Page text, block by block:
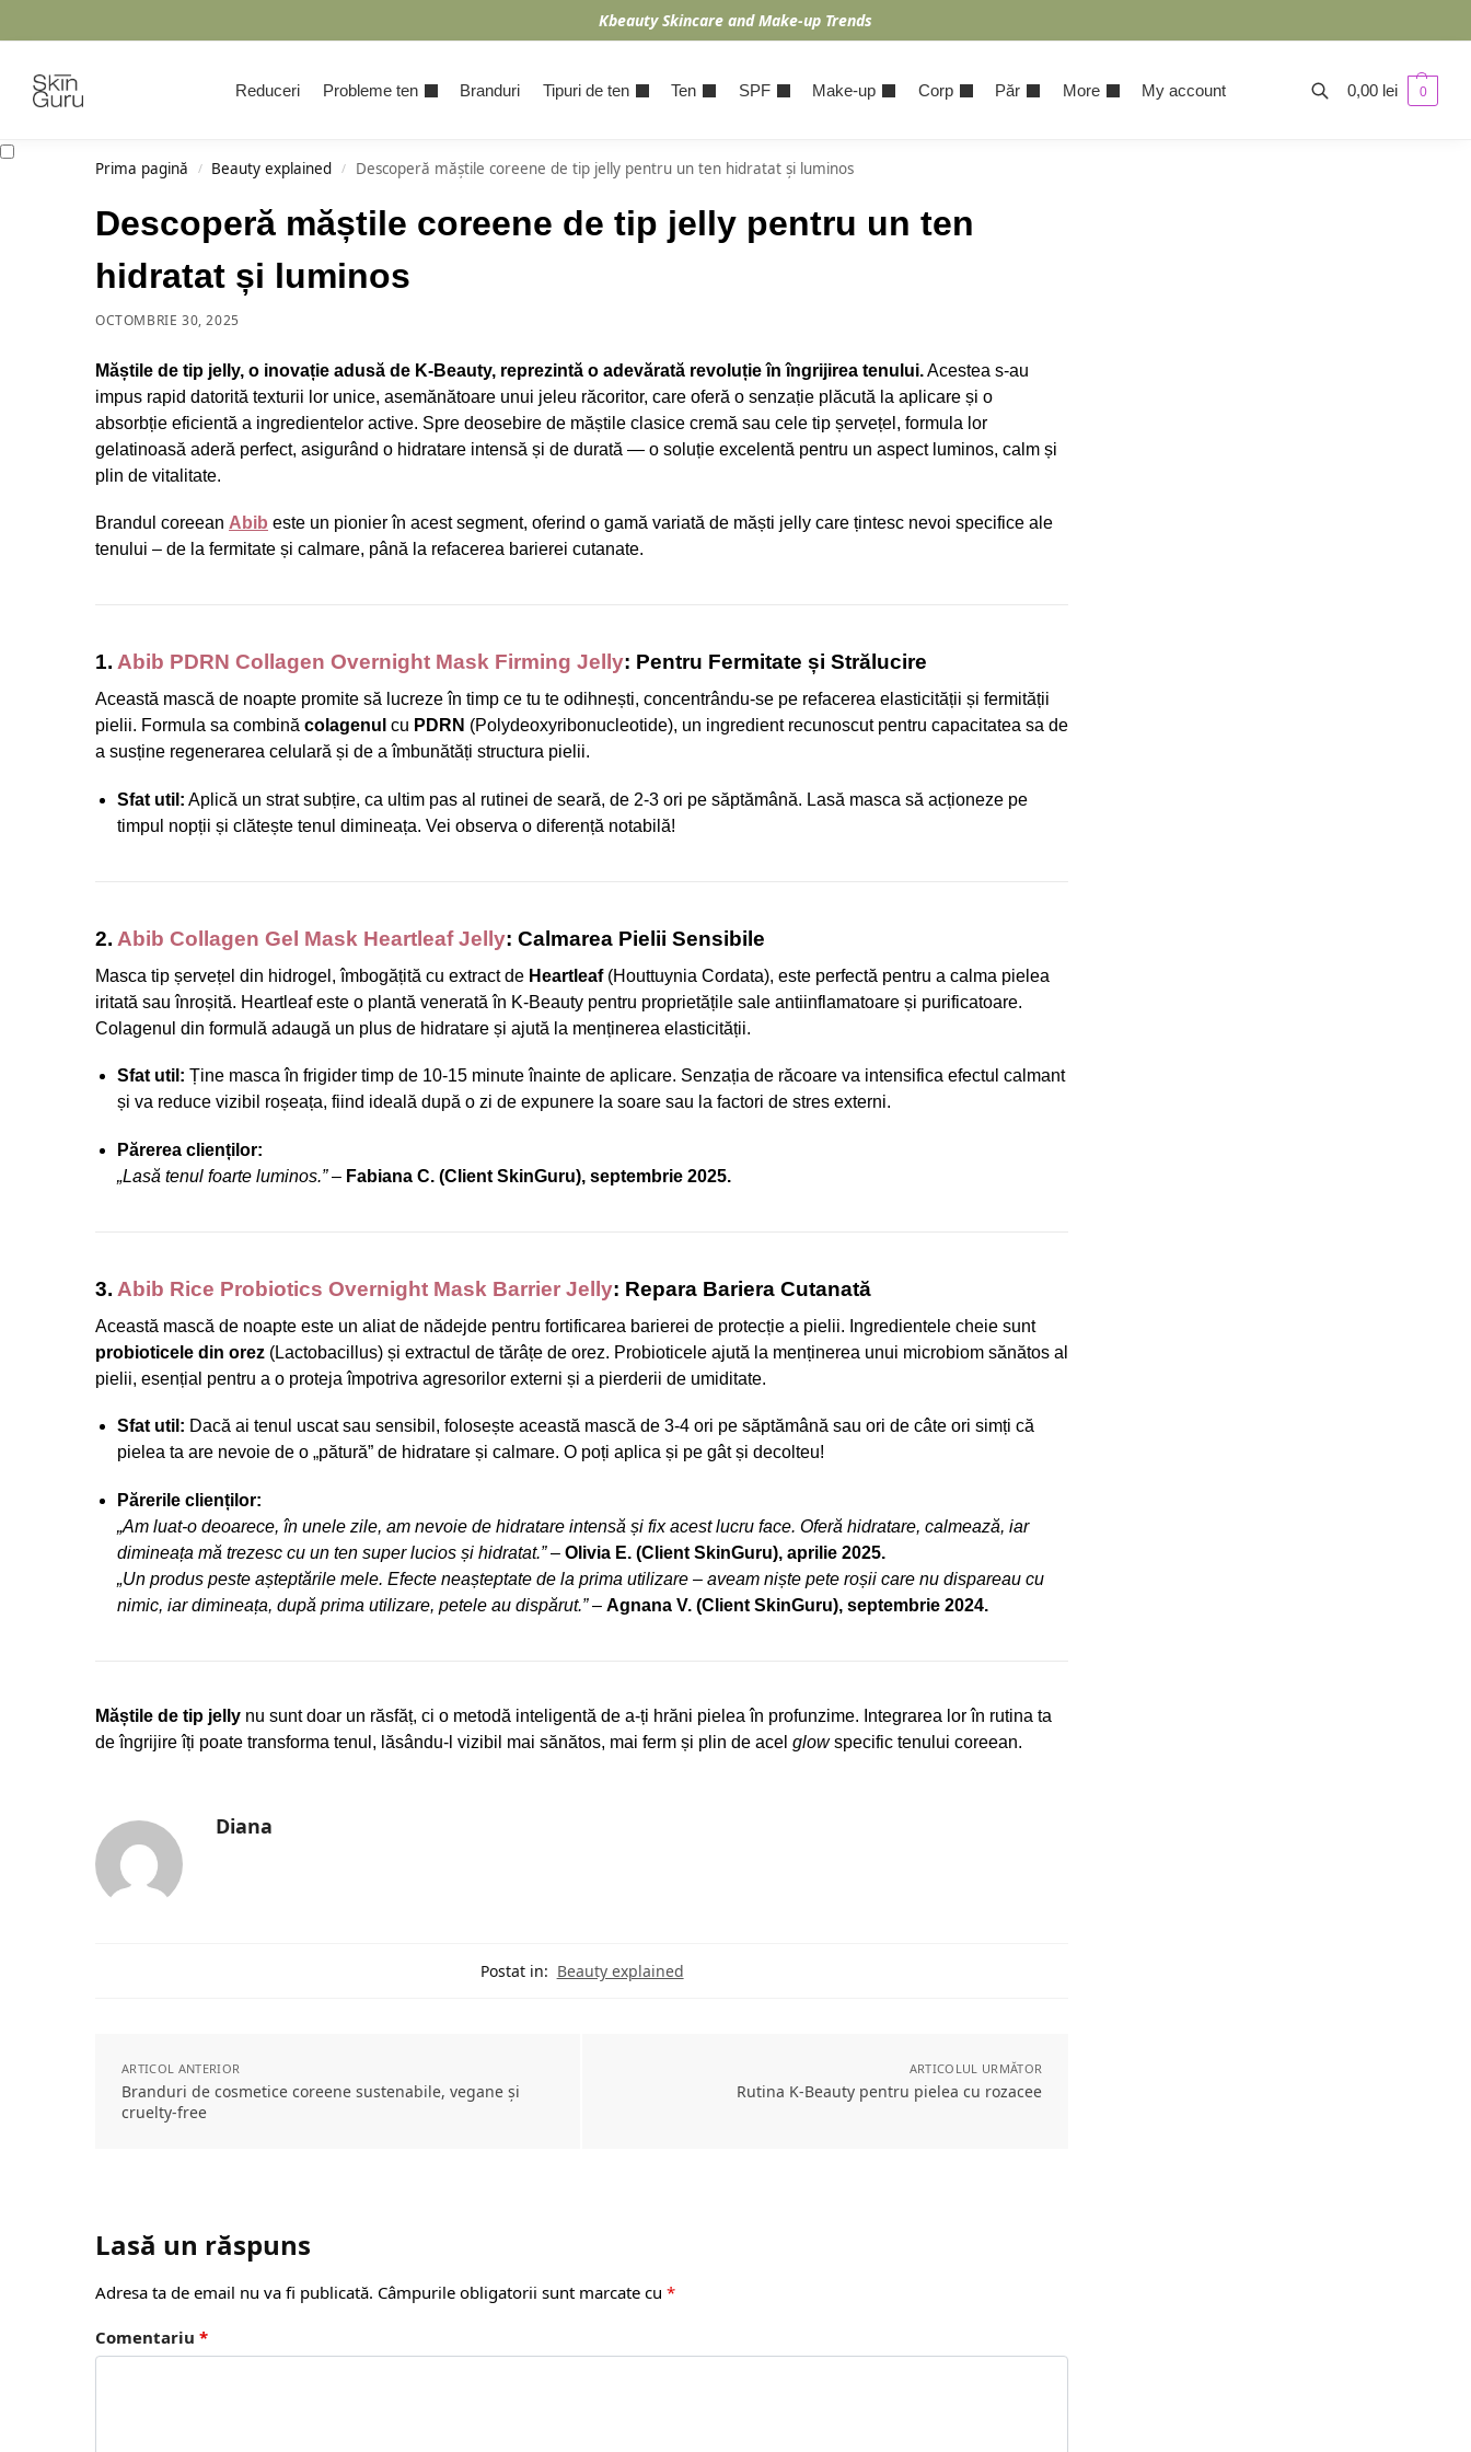
Kbeauty Skincare and Make-up Trends
Reduceri Probleme ten Branduri Tipuri de ten Ten SPF Make-up Corp Păr More My account 0,00 lei 0
Prima pagină / Beauty explained / Descoperă măștile coreene de tip jelly pentru un ten hidratat și luminos
Descoperă măștile coreene de tip jelly pentru un ten
hidratat și luminos
OCTOMBRIE 30, 2025
Măștile de tip jelly, o inovație adusă de K-Beauty, reprezintă o adevărată revoluție în îngrijirea tenului.Acestea s-au
impus rapid datorită texturii lor unice, asemănătoare unui jeleu răcoritor, care oferă o senzație plăcută la aplicare și o
absorbție eficientă a ingredientelor active. Spre deosebire de măștile clasice cremă sau cele tip șervețel, formula lor
gelatinoasă aderă perfect, asigurând o hidratare intensă și de durată — o soluție excelentă pentru un aspect luminos, calm și
plin de vitalitate.
Brandul coreean Abib este un pionier în acest segment, oferind o gamă variată de măști jelly care țintesc nevoi specifice ale
tenului – de la fermitate și calmare, până la refacerea barierei cutanate.
1. Abib PDRN Collagen Overnight Mask Firming Jelly: Pentru Fermitate și Strălucire
Această mască de noapte promite să lucreze în timp ce tu te odihnești, concentrându-se pe refacerea elasticității și fermității
pielii. Formula sa combină colagenul cu PDRN (Polydeoxyribonucleotide), un ingredient recunoscut pentru capacitatea sa de
a susține regenerarea celulară și de a îmbunătăți structura pielii.
Sfat util: Aplică un strat subțire, ca ultim pas al rutinei de seară, de 2-3 ori pe săptămână. Lasă masca să acționeze pe
timpul nopții și clătește tenul dimineața. Vei observa o diferență notabilă!
2. Abib Collagen Gel Mask Heartleaf Jelly: Calmarea Pielii Sensibile
Masca tip șervețel din hidrogel, îmbogățită cu extract de Heartleaf(Houttuynia Cordata), este perfectă pentru a calma pielea
iritată sau înroșită. Heartleaf este o plantă venerată în K-Beauty pentru proprietățile sale antiinflamatoare și purificatoare.
Colagenul din formulă adaugă un plus de hidratare și ajută la menținerea elasticității.
Sfat util: Ține masca în frigider timp de 10-15 minute înainte de aplicare. Senzația de răcoare va intensifica efectul calmant
și va reduce vizibil roșeața, fiind ideală după o zi de expunere la soare sau la factori de stres externi.
Părerea clienților:
„Lasă tenul foarte luminos.”– Fabiana C. (Client SkinGuru), septembrie 2025.
3. Abib Rice Probiotics Overnight Mask Barrier Jelly: Repara Bariera Cutanată
Această mască de noapte este un aliat de nădejde pentru fortificarea barierei de protecție a pielii. Ingredientele cheie sunt
probioticele din orez (Lactobacillus) și extractul de tărâțe de orez. Probioticele ajută la menținerea unui microbiom sănătos al
pielii, esențial pentru a o proteja împotriva agresorilor externi și a pierderii de umiditate.
Sfat util: Dacă ai tenul uscat sau sensibil, folosește această mască de 3-4 ori pe săptămână sau ori de câte ori simți că
pielea ta are nevoie de o „pătură” de hidratare și calmare. O poți aplica și pe gât și decolteu!
Părerile clienților:
„Am luat-o deoarece, în unele zile, am nevoie de hidratare intensă și fix acest lucru face. Oferă hidratare, calmează, iar
dimineața mă trezesc cu un ten super lucios și hidratat.”– Olivia E. (Client SkinGuru), aprilie 2025.
„Un produs peste așteptările mele. Efecte neașteptate de la prima utilizare – aveam niște pete roșii care nu dispareau cu
nimic, iar dimineața, după prima utilizare, petele au dispărut.”– Agnana V. (Client SkinGuru), septembrie 2024.
Măștile de tip jelly nu sunt doar un răsfăț, ci o metodă inteligentă de a-ți hrăni pielea în profunzime. Integrarea lor în rutina ta
de îngrijire îți poate transforma tenul, lăsându-l vizibil mai sănătos, mai ferm și plin de acel glowspecific tenului coreean.
Diana
Postat in: Beauty explained
ARTICOL ANTERIOR
Branduri de cosmetice coreene sustenabile, vegane și
cruelty-free
ARTICOLUL URMĂTOR
Rutina K-Beauty pentru pielea cu rozacee
Lasă un răspuns
Adresa ta de email nu va fi publicată. Câmpurile obligatorii sunt marcate cu *
Comentariu *